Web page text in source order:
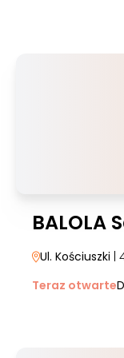
BALOLA
Ul. Kościuszki |
Teraz otwarte